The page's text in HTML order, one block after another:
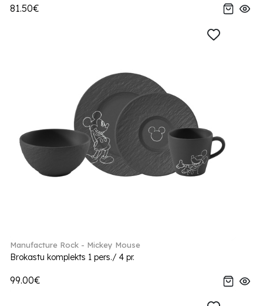
81.50€
Manufacture Rock - Mickey Mouse
Brokastu komplekts 1 pers./ 4 pr.
99.00€